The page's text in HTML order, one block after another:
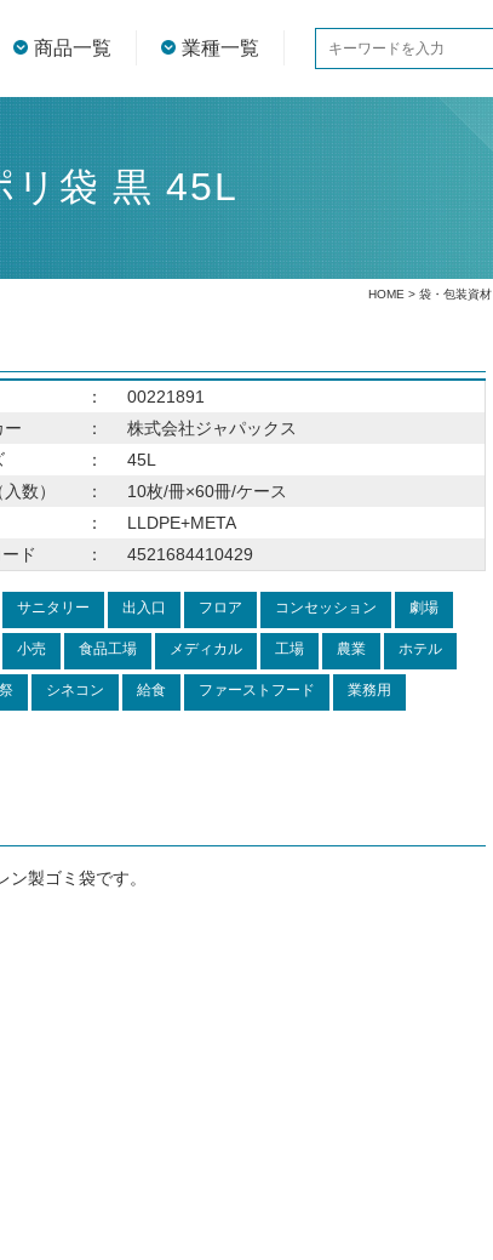
商品一覧 業種一覧
リ袋 黒 45L
HOME > 袋・包装資材
：
00221891
ー
：
株式会社ジャパックス
：
45L
数）
：
10枚/冊×60冊/ケース
：
LLDPE+META
ド
： 4521684410429
サニタリー 出入口 フロア コンセッション 劇場
小売 食品工場 メディカル 工場 農業 ホテル
シネコン 給食 ファーストフード 業務用
製ゴミ袋です。